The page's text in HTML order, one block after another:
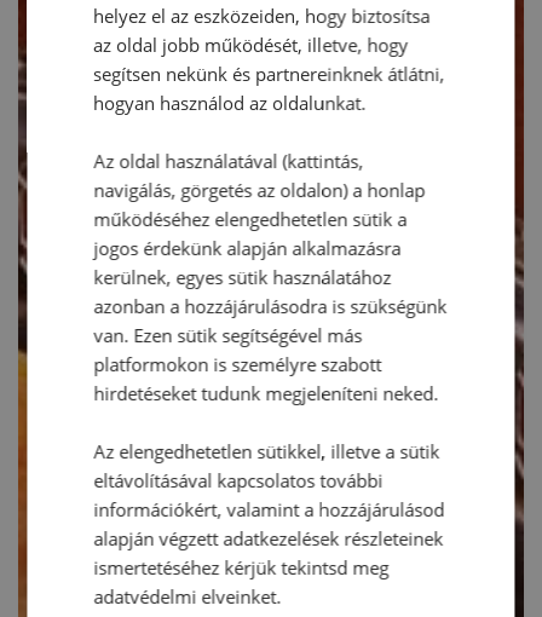
helyez el az eszközeiden, hogy biztosítsa
az oldal jobb működését, illetve, hogy
segítsen nekünk és partnereinknek átlátni,
hogyan használod az oldalunkat.
Az oldal használatával (kattintás,
navigálás, görgetés az oldalon) a honlap
működéséhez elengedhetetlen sütik a
jogos érdekünk alapján alkalmazásra
kerülnek, egyes sütik használatához
azonban a hozzájárulásodra is szükségünk
van. Ezen sütik segítségével más
platformokon is személyre szabott
hirdetéseket tudunk megjeleníteni neked.
Az elengedhetetlen sütikkel, illetve a sütik
eltávolításával kapcsolatos további
információkért, valamint a hozzájárulásod
alapján végzett adatkezelések részleteinek
ismertetéséhez kérjük tekintsd meg
adatvédelmi elveinket.